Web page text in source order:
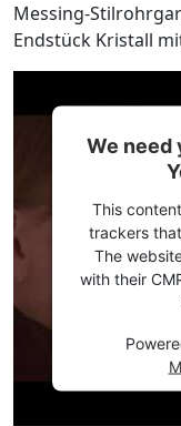
Messing-
Endstück Kristall
We need
This
trackers
The
with their